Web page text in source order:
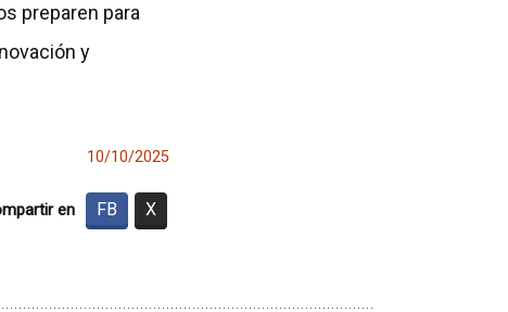
preparen para
y
10/10/2025
en FB X